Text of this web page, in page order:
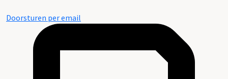
Doorsturen per email